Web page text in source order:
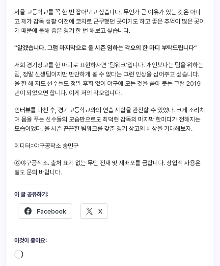
서울 고등학교를 꼭 한 번 잡아보고 싶습니다. 무언가 큰 이유가 있는 것은 아니
고 제가 감독 생활 이전에 코치로 근무했던 곳이기도 하고 좋은 추억이 많은 곳이
기 때문에 올해 좋은 경기 한 번 해보고 싶습니다.
“알겠습니다. 그럼 마지막으로 올 시즌 임하는 각오의 한 마디 부탁드립니다”
저희 경기상고를 한 마디로 표현하자면 ‘팀워크’입니다. 개인보다는 팀을 위하는
팀, 정말 신생팀이지만 만만하게 볼 수 없다는 그런 인상을 심어주고 싶습니다.
올 한 해 저도 선수들도 정말 후회 없이 야구에 모든 것을 쏟아 붓는 그런 2019
년이 되었으면 합니다. 이게 저의 각오입니다.
인터뷰를 마친 후, 경기고등학교와의 연습 시합을 관전할 수 있었다. 크게 소리치
며 몸을 푸는 선수들의 모습만으로도 최덕현 감독의 마지막 한마디가 전해지는
모습이었다. 올 시즌 끈끈한 팀워크를 갖춘 경기 상고의 비상을 기대해보자.
에디터=야구공작소 송민구
ⓒ야구공작소. 출처 표기 없는 무단 전재 및 재배포를 금합니다. 상업적 사용은
별도 문의 바랍니다.
이 글 공유하기:
Facebook X
이것이 좋아요: